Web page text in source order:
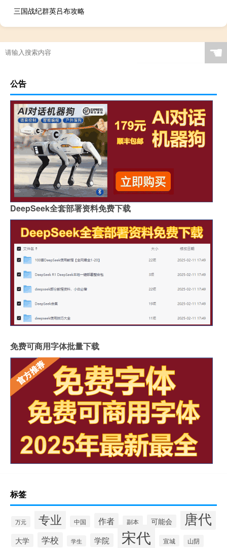
三国战纪群英吕布攻略
☚
公告
DeepSeek全套部署资料免费下载
免费可商用字体批量下载
标签
万元 专业 中国 作者 副本 可能会 唐代
大学 学校 学生 学院 宋代 宣城 山阴